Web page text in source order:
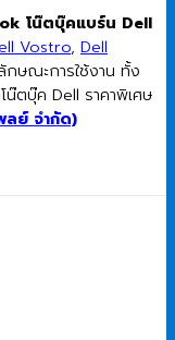
โน๊ตบุ๊คแบร์น Dell
Vostro, Dell
กษณะการใช้งาน ทั้ง
น๊ตบุ๊ค Dell ราคาพิเศษ
ลย์ จำกัด)